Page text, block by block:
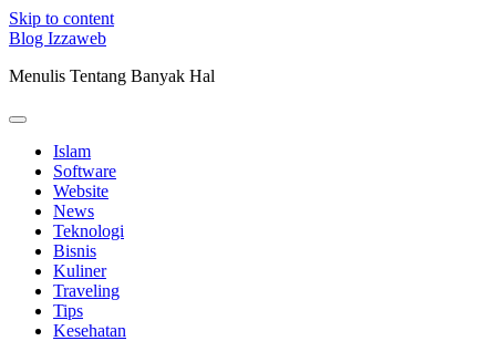
Skip to content
Blog Izzaweb
Menulis Tentang Banyak Hal
Islam
Software
Website
News
Teknologi
Bisnis
Kuliner
Traveling
Tips
Kesehatan